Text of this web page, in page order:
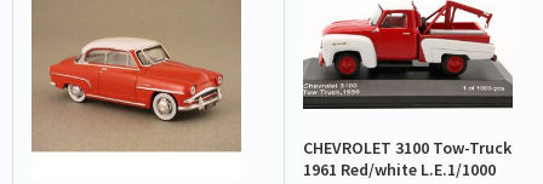
CHEVROLET 3100 Tow-Truck
1961 Red/white L.E.1/1000